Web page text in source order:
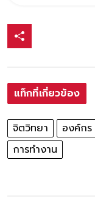
แท็กที่เกี่ยวข้อง
จิตวิทยา องค์กร
การทำงาน